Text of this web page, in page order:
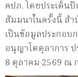
คปภ. โดยประเด็น
สัมมนาในครั้งนี้ สำ
เป็นข้อมูลประกอบ
อนุญาโตตุลาการ
8 ตุลาคม 2569 ณ